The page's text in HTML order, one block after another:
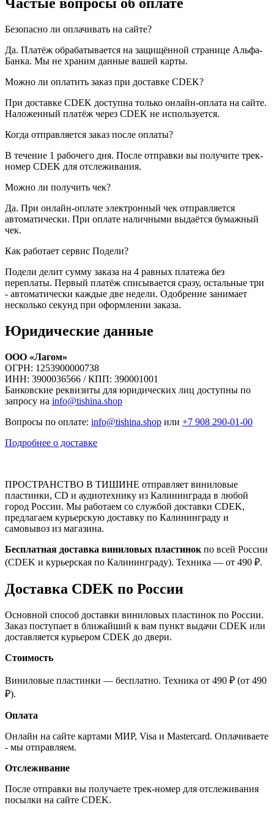
Частые вопросы об оплате
Безопасно ли оплачивать на сайте?
Да. Платёж обрабатывается на защищённой странице Альфа-
Банка. Мы не храним данные вашей карты.
Можно ли оплатить заказ при доставке CDEK?
При доставке CDEK доступна только онлайн-оплата на сайте.
Наложенный платёж через CDEK не используется.
Когда отправляется заказ после оплаты?
В течение 1 рабочего дня. После отправки вы получите трек-
номер CDEK для отслеживания.
Можно ли получить чек?
Да. При онлайн-оплате электронный чек отправляется
автоматически. При оплате наличными выдаётся бумажный
чек.
Как работает сервис Подели?
Подели делит сумму заказа на 4 равных платежа без
переплаты. Первый платёж списывается сразу, остальные три
- автоматически каждые две недели. Одобрение занимает
несколько секунд при оформлении заказа.
Юридические данные
ООО «Лагом»
ОГРН: 1253900000738
ИНН: 3900036566 / КПП: 390001001
Банковские реквизиты для юридических лиц доступны по
запросу на info@tishina.shop
Вопросы по оплате: info@tishina.shop или +7 908 290-01-00
Подробнее о доставке
ПРОСТРАНСТВО В ТИШИНЕ отправляет виниловые
пластинки, CD и аудиотехнику из Калининграда в любой
город России. Мы работаем со службой доставки CDEK,
предлагаем курьерскую доставку по Калининграду и
самовывоз из магазина.
Бесплатная доставка виниловых пластинок по всей России
(CDEK и курьерская по Калининграду). Техника — от 490 ₽.
Доставка CDEK по России
Основной способ доставки виниловых пластинок по России.
Заказ поступает в ближайший к вам пункт выдачи CDEK или
доставляется курьером CDEK до двери.
Стоимость
Виниловые пластинки — бесплатно. Техника от 490 ₽ (от 490
₽).
Оплата
Онлайн на сайте картами МИР, Visa и Mastercard. Оплачиваете
- мы отправляем.
Отслеживание
После отправки вы получаете трек-номер для отслеживания
посылки на сайте CDEK.